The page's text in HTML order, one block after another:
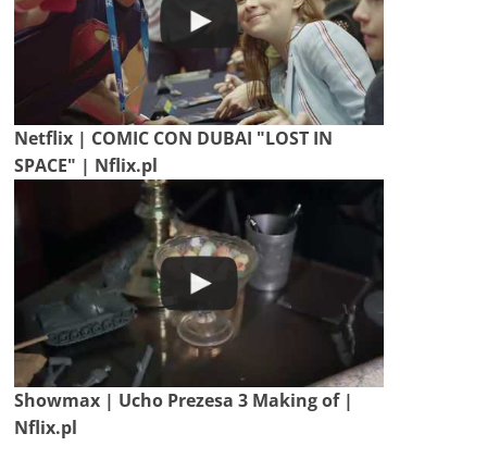
Netflix | COMIC CON DUBAI "LOST IN
SPACE" | Nflix.pl
Showmax | Ucho Prezesa 3 Making of |
Nflix.pl